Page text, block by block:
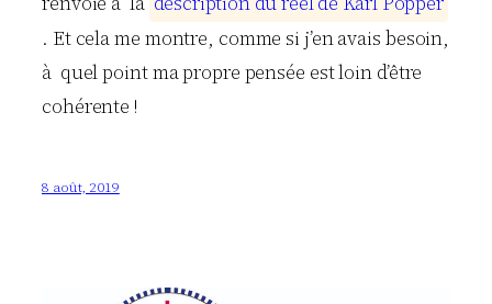
. Et cela me montre, comme si j’en avais besoin,
à quel point ma propre pensée est loin d’être
cohérente !
8 août, 2019